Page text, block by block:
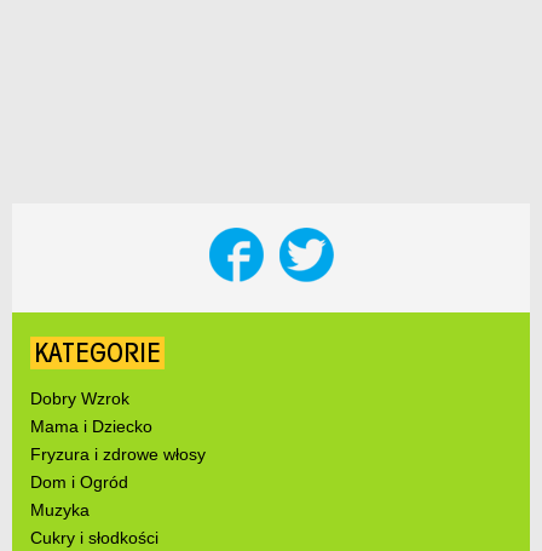
KATEGORIE
Dobry Wzrok
Mama i Dziecko
Fryzura i zdrowe włosy
Dom i Ogród
Muzyka
Cukry i słodkości